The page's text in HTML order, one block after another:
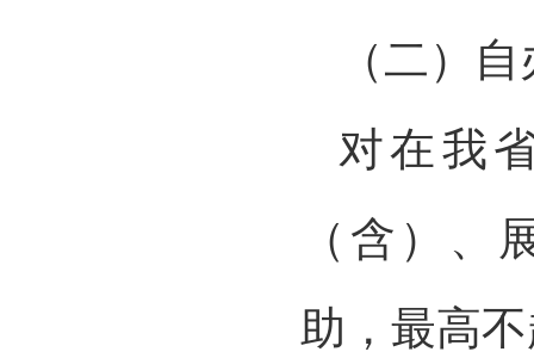
（二）
对在我
（含）
助，最高